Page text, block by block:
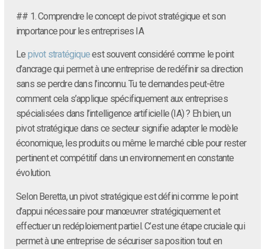
## 1. Comprendre le concept de pivot stratégique et son
importance pour les entreprises IA
Le pivot stratégiqueest souvent considéré comme le point
d’ancrage qui permet à une entreprise de redéfinir sa direction
sans se perdre dans l’inconnu. Tu te demandes peut-être
comment cela s’applique spécifiquement aux entreprises
spécialisées dans l’intelligence artificielle (IA) ? Eh bien, un
pivot stratégique dans ce secteur signifie adapter le modèle
économique, les produits ou même le marché cible pour rester
pertinent et compétitif dans un environnement en constante
évolution.
Selon Beretta, un pivot stratégique est défini comme le point
d’appui nécessaire pour manœuvrer stratégiquement et
effectuer un redéploiement partiel. C’est une étape cruciale qui
permet à une entreprise de sécuriser sa position tout en